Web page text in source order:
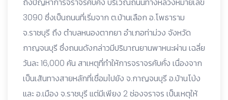
3090 ซึ่งเป็นถนนที่เริ่มจาก ต.บ้านเลือก อ.โพธาราม
จ.ราชบุรี ถึง ตำบลหนองตากยา อำเภอท่าม่วง จังหวัด
กาญจนบุรี ซึ่งถนนดังกล่าวมีปริมาณยานพาหนะผ่าน เฉลี่ย
วันละ 16,000 คัน สาเหตุที่ทำให้การจราจรคับคั่ง เนื่องจาก
เป็นเส้นทางสายหลักที่เชื่อมไปยัง จ.กาญจนบุรี อ.บ้านโป่ง
และ อ.เมือง จ.ราชบุรี แต่มีเพียง 2 ช่องจราจร เป็นเหตุให้